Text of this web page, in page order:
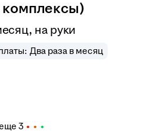
на руки
Два раза в месяц
3